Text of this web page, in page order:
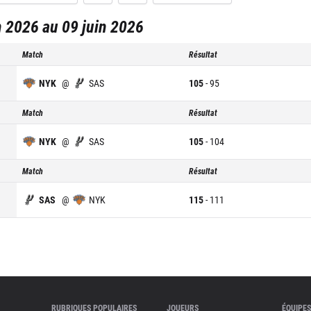
au 09 juin 2026
Match Résultat
NYK @ SAS 105-95
Match Résultat
NYK @ SAS 105- 104
Match Résultat
SAS @ NYK 115- 111
RUBRIQUES POPULAIRES JOUEURS ÉQUIPES